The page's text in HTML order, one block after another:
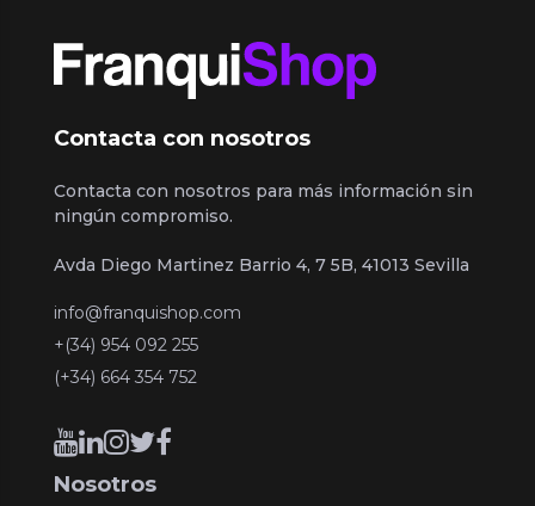
Contacta con nosotros
Contacta con nosotros para más información sin
ningún compromiso.
Avda Diego Martinez Barrio 4, 7 5B, 41013 Sevilla
info@franquishop.com
+(34) 954 092 255
(+34) 664 354 752
Nosotros